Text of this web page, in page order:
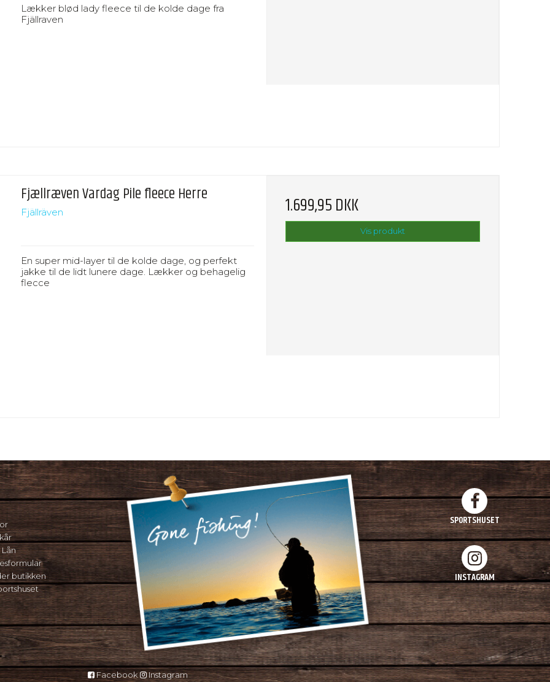
Lækker blød lady fleece til de kolde dage fra
Fjällraven
Fjællræven Vardag Pile fleece Herre
Fjällräven
En super mid-layer til de kolde dage, og perfekt
jakke til de lidt lunere dage. Lækker og behagelig
flecce
1.699,95 DKK
Vis produkt
Lån
butikken
SPORTSHUSET
INSTAGRAM
Facebook Instagram